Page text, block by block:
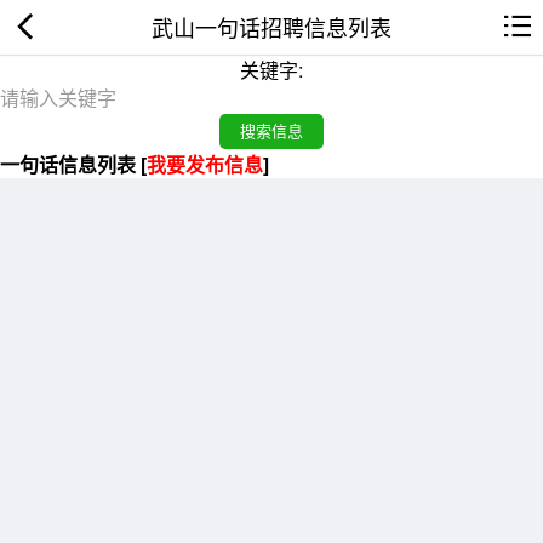
武山一句话招聘信息列表
关键字:
一句话信息列表 [我要发布信息]